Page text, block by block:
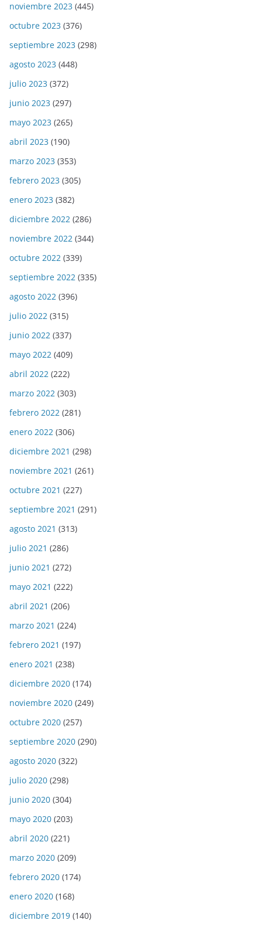
noviembre 2023 (445)
octubre 2023 (376)
septiembre 2023 (298)
agosto 2023 (448)
julio 2023 (372)
junio 2023 (297)
mayo 2023 (265)
abril 2023 (190)
marzo 2023 (353)
febrero 2023 (305)
enero 2023 (382)
diciembre 2022 (286)
noviembre 2022 (344)
octubre 2022 (339)
septiembre 2022 (335)
agosto 2022 (396)
julio 2022 (315)
junio 2022 (337)
mayo 2022 (409)
abril 2022 (222)
marzo 2022 (303)
febrero 2022 (281)
enero 2022 (306)
diciembre 2021 (298)
noviembre 2021 (261)
octubre 2021 (227)
septiembre 2021 (291)
agosto 2021 (313)
julio 2021 (286)
junio 2021 (272)
mayo 2021 (222)
abril 2021 (206)
marzo 2021 (224)
febrero 2021 (197)
enero 2021 (238)
diciembre 2020 (174)
noviembre 2020 (249)
octubre 2020 (257)
septiembre 2020 (290)
agosto 2020 (322)
julio 2020 (298)
junio 2020 (304)
mayo 2020 (203)
abril 2020 (221)
marzo 2020 (209)
febrero 2020 (174)
enero 2020 (168)
diciembre 2019 (140)